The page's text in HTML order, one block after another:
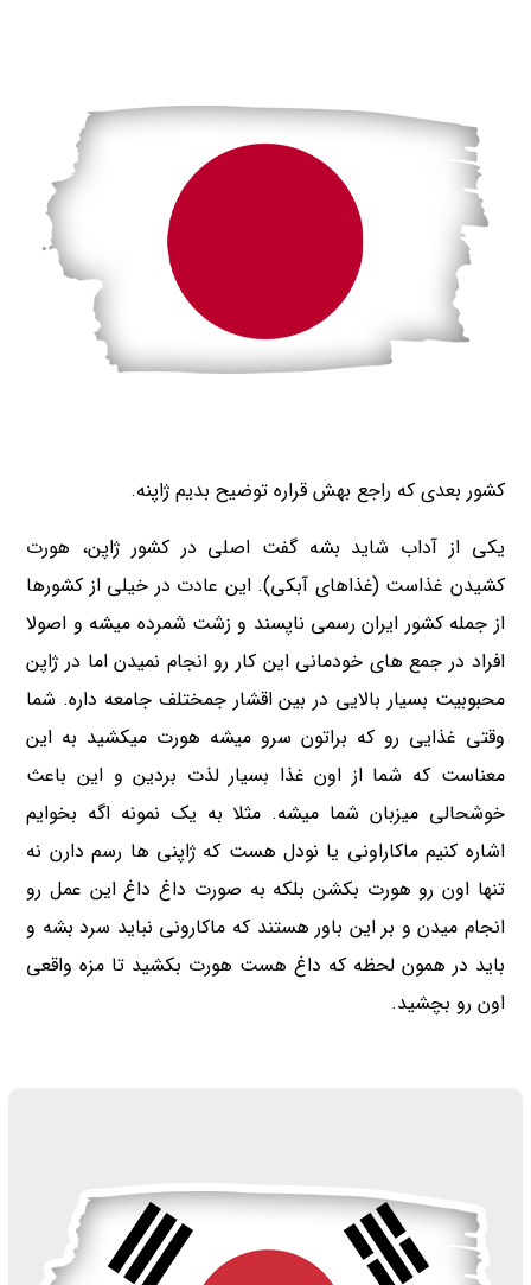
کشور بعدی که راجع بهش قراره توضیح بدیم ژاپنه.
یکی از آداب شاید بشه گفت اصلی در کشور ژاپن، هورت
کشیدن غذاست (غذاهای آبکی). این عادت در خیلی از کشورها
از جمله کشور ایران رسمی ناپسند و زشت شمرده میشه و اصولا
افراد در جمع های خودمانی این کار رو انجام نمیدن اما در ژاپن
محبوبیت بسیار بالایی در بین اقشار جمختلف جامعه داره. شما
وقتی غذایی رو که براتون سرو میشه هورت میکشید به این
معناست که شما از اون غذا بسیار لذت بردین و این باعث
خوشحالی میزبان شما میشه. مثلا به یک نمونه اگه بخوایم
اشاره کنیم ماکاراونی یا نودل هست که ژاپنی ها رسم دارن نه
تنها اون رو هورت بکشن بلکه به صورت داغ داغ این عمل رو
انجام میدن و بر این باور هستند که ماکارونی نباید سرد بشه و
باید در همون لحظه که داغ هست هورت بکشید تا مزه واقعی
اون رو بچشید.